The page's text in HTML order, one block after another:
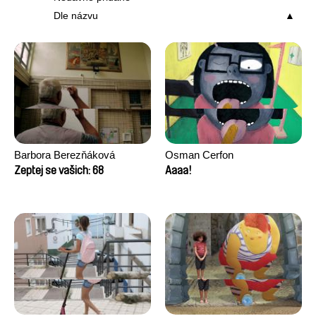
Dle názvu
Barbora Berezňáková
Zeptej se vašich: 68
Osman Cerfon
Aaaa!